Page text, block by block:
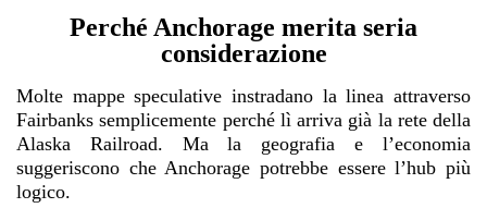
Perché Anchorage merita seria
considerazione
Molte mappe speculative instradano la linea attraverso
Fairbanks semplicemente perché lì arriva già la rete della
Alaska Railroad. Ma la geografia e l’economia
suggeriscono che Anchorage potrebbe essere l’hub più
logico.